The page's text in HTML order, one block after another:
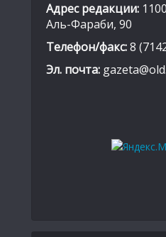
Адрес редакции:
Аль-Фараби, 90
Телефон/факс:8
Эл. почта: